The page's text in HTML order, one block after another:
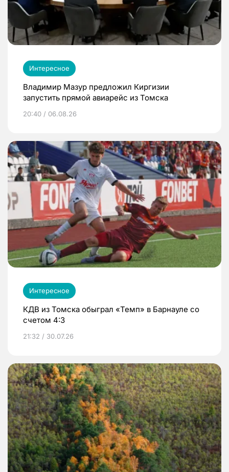
Интересное
Владимир Мазур предложил Киргизии
запустить прямой авиарейс из Томска
20:40 / 06.08.26
Интересное
КДВ из Томска обыграл «Темп» в Барнауле со
счетом 4:3
21:32 / 30.07.26